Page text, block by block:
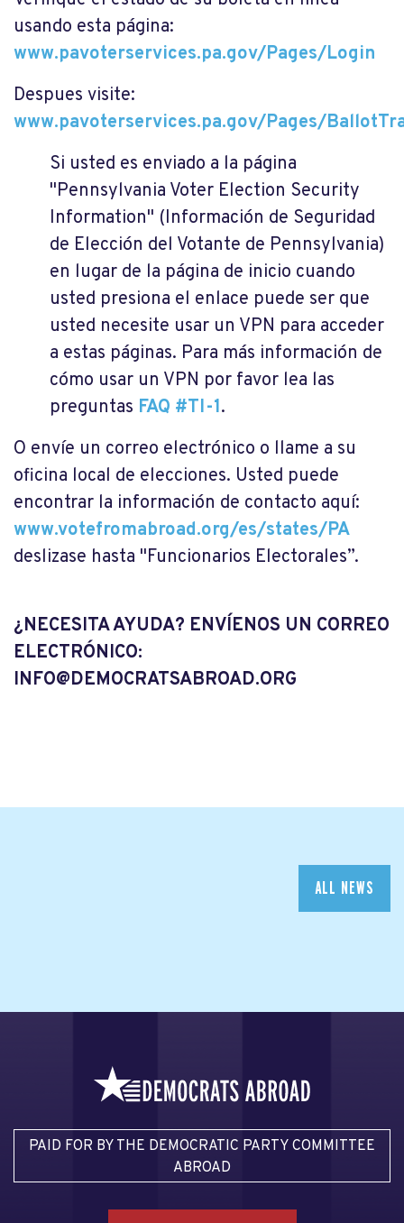
usando esta página:
www.pavoterservices.pa.gov/Pages/Login
Despues visite:
www.pavoterservices.pa.gov/Pages/
Si usted es enviado a la página
"Pennsylvania Voter Election Security
Information" (Información de Seguridad
de Elección del Votante de Pennsylvania)
en lugar de la página de inicio cuando
usted presiona el enlace puede ser que
usted necesite usar un VPN para acceder
a estas páginas. Para más información de
cómo usar un VPN por favor lea las
preguntas FAQ #TI-1.
O envíe un correo electrónico o llame a su
oficina local de elecciones. Usted puede
encontrar la información de contacto aquí:
www.votefromabroad.org/es/states/PA
deslizase hasta "Funcionarios Electorales”.
¿NECESITA AYUDA? ENVÍENOS UN CORREO
ELECTRÓNICO:
INFO@DEMOCRATSABROAD.ORG
ALL NEWS
PAID FOR BY THE DEMOCRATIC PARTY COMMITTEE
ABROAD